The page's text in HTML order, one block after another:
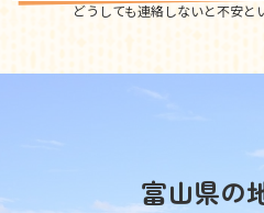
どうしても連絡しないと不安と
富山県の